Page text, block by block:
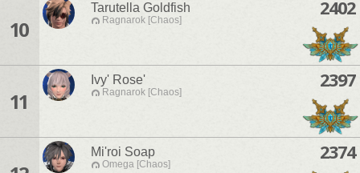
10
Tarutella Goldfish
Ragnarok [Chaos]
2402
11
Ivy' Rose'
Ragnarok [Chaos]
2397
Mi'roi Soap
Omega [Chaos]
2374